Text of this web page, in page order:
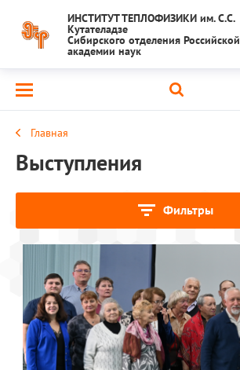
ИНСТИТУТ ТЕПЛОФИЗИКИ им. С.С.
Кутателадзе
Сибирского отделения Российской
академии наук
Главная
Выступления
Фильтры